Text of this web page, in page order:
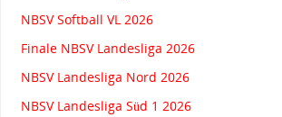
NBSV Softball VL 2026
Finale NBSV Landesliga 2026
NBSV Landesliga Nord 2026
NBSV Landesliga Süd 1 2026